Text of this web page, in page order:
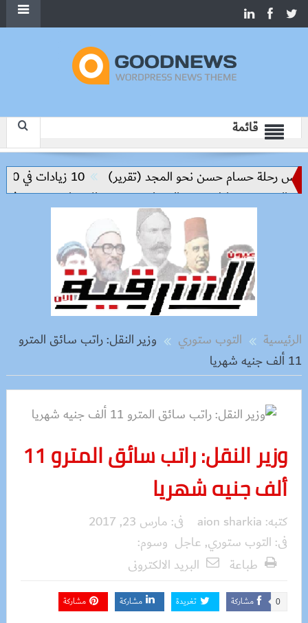
قائمة
رحلة حسام حسن نحو المجد (تقرير)
10 زيادات في 10 سنوات.. هل حان الوقت لرفع دعم البنزين نهائيا؟
من مخاطر مرض السعار
وزيرة الإسكان تسرّع توفيق
الرئيسية التوب ستوري
وزير النقل: راتب سائق المترو
11 ألف جنيه شهريا
وزير النقل: راتب سائق المترو 11
ألف جنيه شهريا
كتبه: aion sharkia فى: مارس 23, 2017
فى: التوب ستوري, عاجل وسوم:
طباعة
البريد الالكترونى
مشاركة 0 تغريدة مشاركة مشاركة